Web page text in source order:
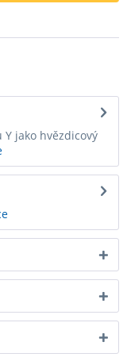
jako hvězdicový